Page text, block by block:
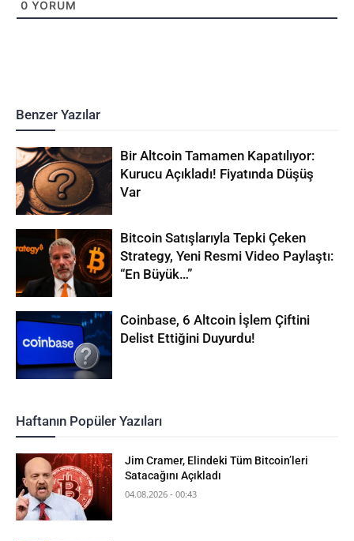
0 YORUM
Benzer Yazılar
Bir Altcoin Tamamen Kapatılıyor:
Kurucu Açıkladı! Fiyatında Düşüş
Var
Bitcoin Satışlarıyla Tepki Çeken
Strategy, Yeni Resmi Video Paylaştı:
“En Büyük…”
Coinbase, 6 Altcoin İşlem Çiftini
Delist Ettiğini Duyurdu!
Haftanın Popüler Yazıları
Jim Cramer, Elindeki Tüm Bitcoin’leri
Satacağını Açıkladı
04.08.2026 - 00:43